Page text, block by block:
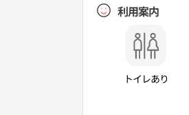
利用案内
トイレあり